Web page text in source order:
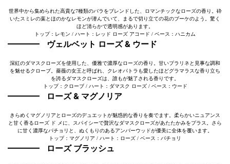
世界中から集められた高貴な7種類のバラをブレンドした、ロマンチックなローズの香り。砕
いたスミレの葉とほのかなレモンが潜んでいて、まるで切り立ての花のブーケのよう。驚く
ほど清らかで透明感があります。
トップ：レモン / ハート：レッド ローズ アコード / ベース：ハニカム
ヴェルベット ローズ & ウード
深紅のダマスクローズを使用した、優雅で濃厚なローズの香り。甘いプラリネと見事な調和
を魅せるクローブ。薔薇の女王と呼ばれ、クレオパトラも愛したほどグラマラスな香り立ち
を誇るダマスクローズは、誰もが魅了される香りです。
トップ：クローブ / ハート：ダマスク ローズ / ベース：ウード
ローズ & マグノリア
きらめくマグノリアとローズのデュエットが魅惑的な香りを奏でます。柔らかいニュアンス
と甘く香るローズ ド メに、スパイシーで贅沢なダマスクローズがあたたかみをプラス。さら
に甘く濃厚なパチョリと、ぬくもりのあるアンバーウッドが優美に全体を覆います。
トップ：マグノリア / ハート：ローズ / ベース：パチョリ
ローズ ブラッシュ